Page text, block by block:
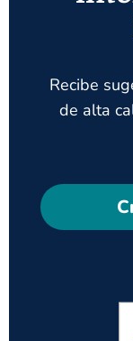
Recibe
de alta